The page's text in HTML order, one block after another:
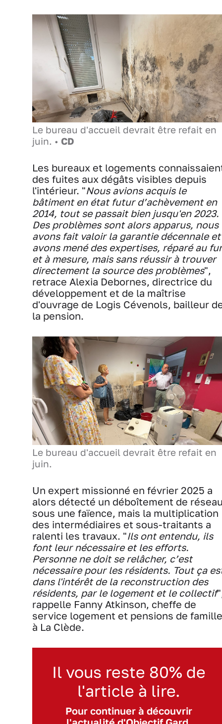
Le bureau d'accueil devrait être refait en
juin. • CD
Les bureaux et logements
des fuites aux dégâts visibles depuis
l'intérieur. "Nous avions acquis le
bâtiment en état futur d’achèvement en
2014, tout se passait bien jusqu'en 2023.
Des problèmes sont alors apparus, nous
avons fait valoir la garantie décennale et
avons mené des expertises, réparé au fur
et à mesure, mais sans réussir à trouver
directement la source des problèmes",
retrace Alexia Debornes, directrice du
développement et de la maîtrise
d'ouvrage de Logis Cévenols, bailleur
la pension.
Le bureau d'accueil devrait être refait en
juin.
Un expert missionné en février 2025 a
alors détecté un déboîtement de
sous une faïence, mais la multiplication
des intermédiaires et sous-traitants a
ralenti les travaux. "Ils ont entendu, ils
font leur nécessaire et les efforts.
Personne ne doit se relâcher, c’est
nécessaire pour les résidents. Tout ça
dans l'intérêt de la reconstruction des
résidents, par le logement et le collectif
rappelle Fanny Atkinson, cheffe de
service logement et pensions de famille
à La Clède.
Il vous reste 80% de
l'article à lire.
Pour continuer à découvrir